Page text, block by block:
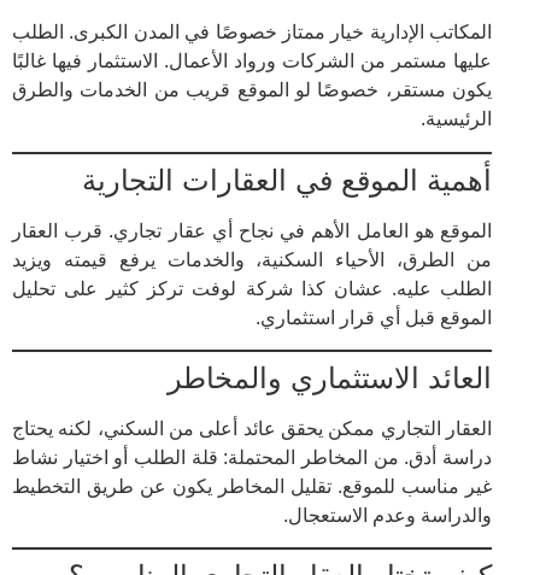
المكاتب الإدارية خيار ممتاز خصوصًا في المدن الكبرى. الطلب
عليها مستمر من الشركات ورواد الأعمال. الاستثمار فيها غالبًا
يكون مستقر، خصوصًا لو الموقع قريب من الخدمات والطرق
الرئيسية.
أهمية الموقع في العقارات التجارية
الموقع هو العامل الأهم في نجاح أي عقار تجاري. قرب العقار
من الطرق، الأحياء السكنية، والخدمات يرفع قيمته ويزيد
الطلب عليه. عشان كذا شركة لوفت تركز كثير على تحليل
الموقع قبل أي قرار استثماري.
العائد الاستثماري والمخاطر
العقار التجاري ممكن يحقق عائد أعلى من السكني، لكنه يحتاج
دراسة أدق. من المخاطر المحتملة: قلة الطلب أو اختيار نشاط
غير مناسب للموقع. تقليل المخاطر يكون عن طريق التخطيط
والدراسة وعدم الاستعجال.